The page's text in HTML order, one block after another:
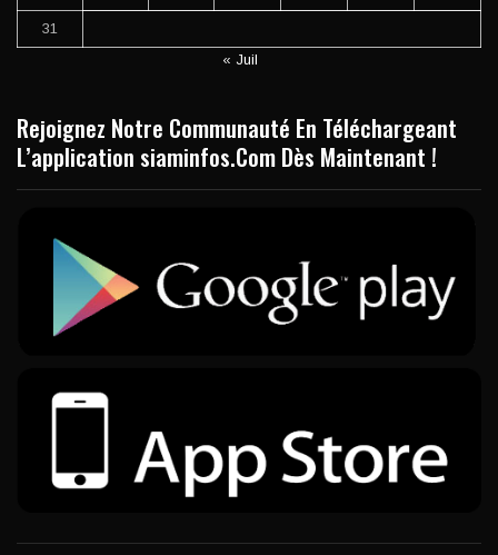
31
« Juil
Rejoignez Notre Communauté En Téléchargeant
L’application siaminfos.Com Dès Maintenant !